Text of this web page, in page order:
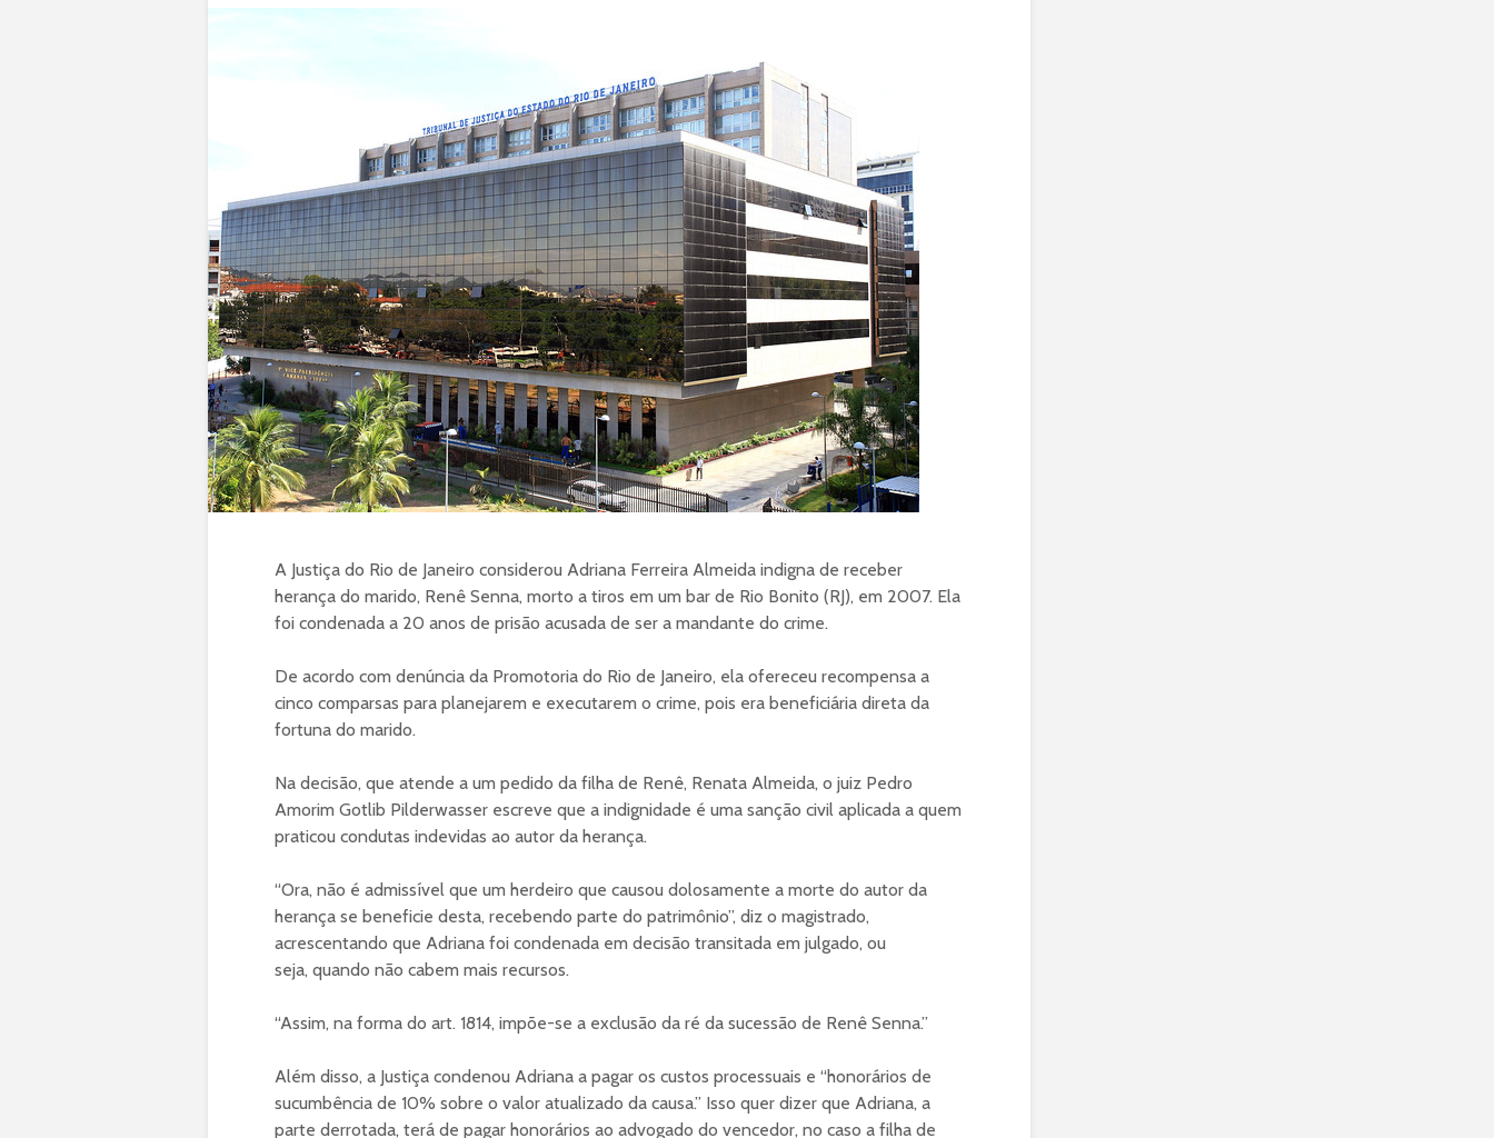
A Justiça do Rio de Janeiro considerou Adriana Ferreira Almeida indigna de receber
herança do marido, Renê Senna, morto a tiros em um bar de Rio Bonito (RJ), em 2007. Ela
foi condenada a 20 anos de prisão acusada de ser a mandante do crime.
De acordo com denúncia da Promotoria do Rio de Janeiro, ela ofereceu recompensa a
cinco comparsas para planejarem e executarem o crime, pois era beneficiária direta da
fortuna do marido.
Na decisão, que atende a um pedido da filha de Renê, Renata Almeida, o juiz Pedro
Amorim Gotlib Pilderwasser escreve que a indignidade é uma sanção civil aplicada a quem
praticou condutas indevidas ao autor da herança.
“Ora, não é admissível que um herdeiro que causou dolosamente a morte do autor da
herança se beneficie desta, recebendo parte do patrimônio”, diz o magistrado,
acrescentando que Adriana foi condenada em decisão transitada em julgado, ou
seja, quando não cabem mais recursos.
“Assim, na forma do art. 1814, impõe-se a exclusão da ré da sucessão de Renê Senna.”
Além disso, a Justiça condenou Adriana a pagar os custos processuais e “honorários de
sucumbência de 10% sobre o valor atualizado da causa.” Isso quer dizer que Adriana, a
parte derrotada, terá de pagar honorários ao advogado do vencedor, no caso a filha de